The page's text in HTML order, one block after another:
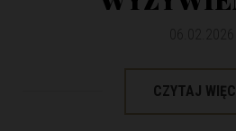
CZYTAJ